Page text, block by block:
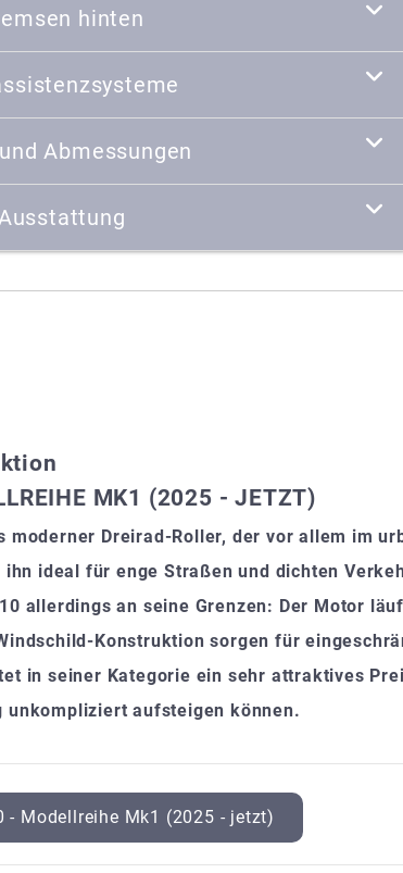
hinten
Abmessungen
MK1 (2025 - JETZT)
moderner Dreirad-Roller, der vor allem im
ideal für enge Straßen und dichten
allerdings an seine Grenzen: Der Motor
Konstruktion sorgen für
in seiner Kategorie ein sehr attraktives
unkompliziert aufsteigen können.
Modellreihe Mk1 (2025 - jetzt)